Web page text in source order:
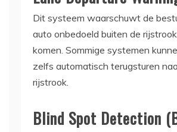
Dit systeem waarschuwt de
auto onbedoeld buiten de
komen. Sommige systemen
zelfs automatisch terugsturen
rijstrook.
Blind Spot Detection